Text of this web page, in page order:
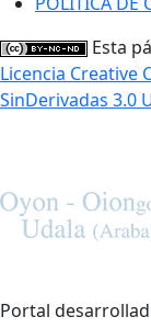
Esta
Licencia Creative
SinDerivadas 3.0
Portal